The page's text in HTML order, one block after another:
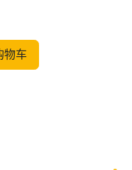
物车